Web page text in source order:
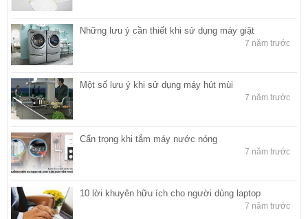
Những lưu ý cần thiết khi sử dụng máy giặt
7 năm trước
Một số lưu ý khi sử dụng máy hút mùi
7 năm trước
Cẩn trọng khi tắm máy nước nóng
7 năm trước
10 lời khuyên hữu ích cho người dùng laptop
7 năm trước